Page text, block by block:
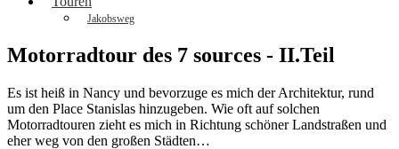
Jakobsweg
Motorradtour des 7 sources - II.Teil
Es ist heiß in Nancy und bevorzuge es mich der Architektur, rund
um den Place Stanislas hinzugeben. Wie oft auf solchen
Motorradtouren zieht es mich in Richtung schöner Landstraßen und
eher weg von den großen Städten…